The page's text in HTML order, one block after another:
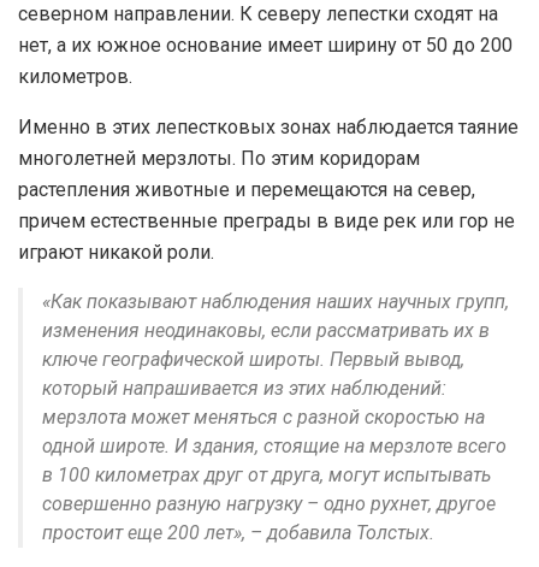
северном направлении. К северу лепестки сходят на
нет, а их южное основание имеет ширину от 50 до 200
километров.
Именно в этих лепестковых зонах наблюдается таяние
многолетней мерзлоты. По этим коридорам
растепления животные и перемещаются на север,
причем естественные преграды в виде рек или гор не
играют никакой роли.
«Как показывают наблюдения наших научных групп,
изменения неодинаковы, если рассматривать их в
ключе географической широты. Первый вывод,
который напрашивается из этих наблюдений:
мерзлота может меняться с разной скоростью на
одной широте. И здания, стоящие на мерзлоте всего
в 100 километрах друг от друга, могут испытывать
совершенно разную нагрузку – одно рухнет, другое
простоит еще 200 лет», – добавила Толстых.